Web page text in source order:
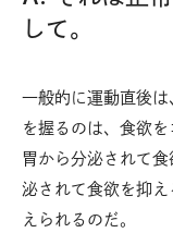
して。
一般的に運動直後
を握るのは、食欲
胃から分泌されて
泌されて食欲を抑
えられるのだ。